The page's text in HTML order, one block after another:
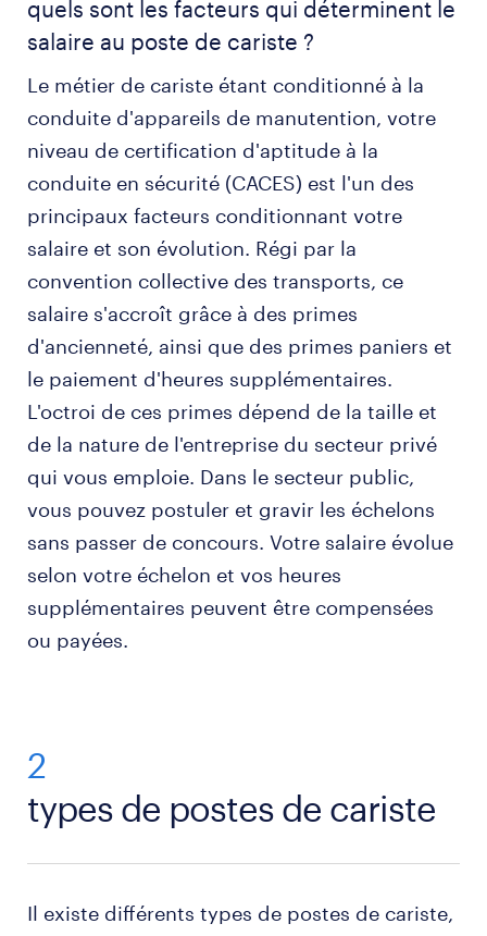
quels sont les facteurs qui déterminent le
salaire au poste de cariste ?
Le métier de cariste étant conditionné à la
conduite d'appareils de manutention, votre
niveau de certification d'aptitude à la
conduite en sécurité (CACES) est l'un des
principaux facteurs conditionnant votre
salaire et son évolution. Régi par la
convention collective des transports, ce
salaire s'accroît grâce à des primes
d'ancienneté, ainsi que des primes paniers et
le paiement d'heures supplémentaires.
L'octroi de ces primes dépend de la taille et
de la nature de l'entreprise du secteur privé
qui vous emploie. Dans le secteur public,
vous pouvez postuler et gravir les échelons
sans passer de concours. Votre salaire évolue
selon votre échelon et vos heures
supplémentaires peuvent être compensées
ou payées.
2
types de postes de cariste
Il existe différents types de postes de cariste,